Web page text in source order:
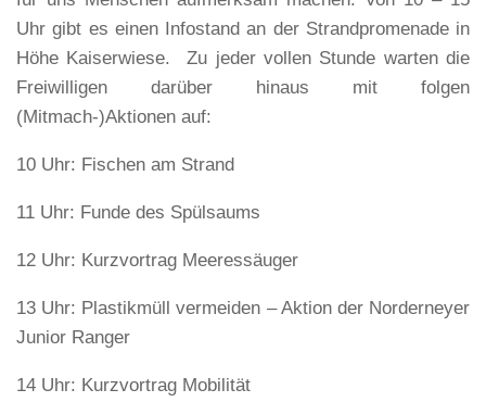
für uns Menschen aufmerksam machen. Von 10 – 15
Uhr gibt es einen Infostand an der Strandpromenade in
Höhe Kaiserwiese. Zu jeder vollen Stunde warten die
Freiwilligen darüber hinaus mit folgen
13 Uhr: Plastikmüll vermeiden – Aktion der Norderneyer